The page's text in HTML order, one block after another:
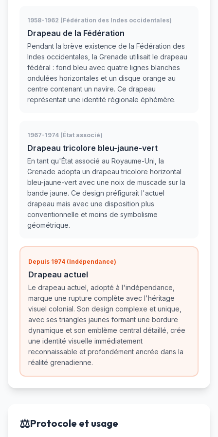
1958-1962 (Fédération des Indes occidentales)
Drapeau de la Fédération
Pendant la brève existence de la Fédération des
Indes occidentales, la Grenade utilisait le drapeau
fédéral : fond bleu avec quatre lignes blanches
ondulées horizontales et un disque orange au
centre contenant un navire. Ce drapeau
représentait une identité régionale éphémère.
1967-1974 (État associé)
Drapeau tricolore bleu-jaune-vert
En tant qu'État associé au Royaume-Uni, la
Grenade adopta un drapeau tricolore horizontal
bleu-jaune-vert avec une noix de muscade sur la
bande jaune. Ce design préfigurait l'actuel
drapeau mais avec une disposition plus
conventionnelle et moins de symbolisme
géométrique.
Depuis 1974 (Indépendance)
Drapeau actuel
Le drapeau actuel, adopté à l'indépendance,
marque une rupture complète avec l'héritage
visuel colonial. Son design complexe et unique,
avec ses triangles jaunes formant une bordure
dynamique et son emblème central détaillé, crée
une identité visuelle immédiatement
reconnaissable et profondément ancrée dans la
réalité grenadienne.
⚖️Protocole et usage